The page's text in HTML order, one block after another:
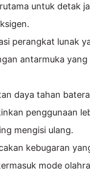
untuk detak
perangkat lunak
antarmuka yang
daya tahan
penggunaan
mengisi ulang.
kebugaran
mode